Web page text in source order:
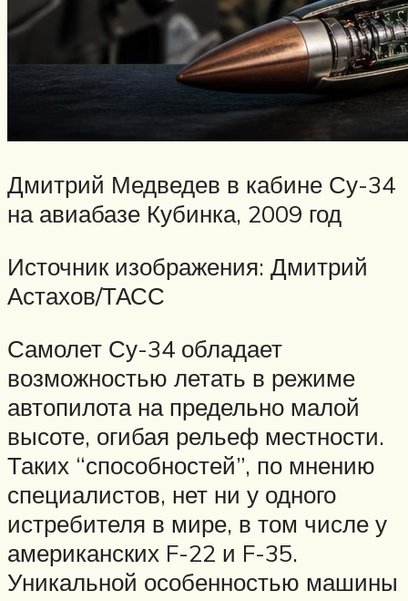
Дмитрий Медведев в кабине Су-34
на авиабазе Кубинка, 2009 год
Источник изображения: Дмитрий
Астахов/ТАСС
Самолет Су-34 обладает
возможностью летать в режиме
автопилота на предельно малой
высоте, огибая рельеф местности.
Таких “способностей”, по мнению
специалистов, нет ни у одного
истребителя в мире, в том числе у
американских F-22 и F-35.
Уникальной особенностью машины